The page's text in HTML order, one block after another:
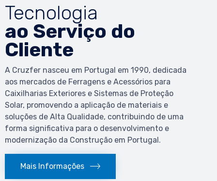
Tecnologia
ao Serviço do
Cliente
A Cruzfer nasceu em Portugal em 1990, dedicada
aos mercados de Ferragens e Acessórios para
Caixilharias Exteriores e Sistemas de Proteção
Solar, promovendo a aplicação de materiais e
soluções de Alta Qualidade, contribuindo de uma
forma significativa para o desenvolvimento e
modernização da Construção em Portugal.
Mais Informações